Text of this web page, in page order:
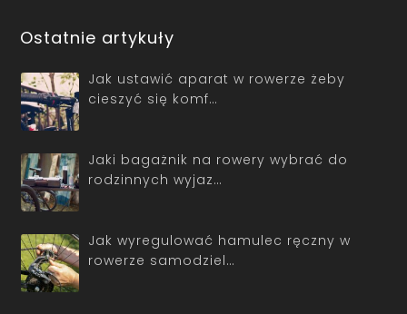
Ostatnie artykuły
Jak ustawić aparat w rowerze żeby
cieszyć się komf…
Jaki bagażnik na rowery wybrać do
rodzinnych wyjaz…
Jak wyregulować hamulec ręczny w
rowerze samodziel…